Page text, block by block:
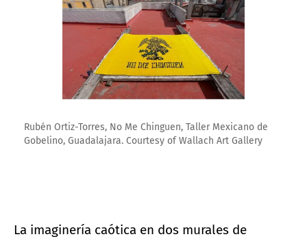
Rubén Ortiz-Torres, No Me Chinguen, Taller Mexicano de
Gobelino, Guadalajara. Courtesy of Wallach Art Gallery
La imaginería caótica en dos murales de